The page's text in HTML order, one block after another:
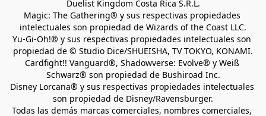
Duelist Kingdom Costa Rica S.R.L.
Magic: The Gathering® y sus respectivas propiedades
intelectuales son propiedad de Wizards of the Coast LLC.
Yu-Gi-Oh!® y sus respectivas propiedades intelectuales son
propiedad de © Studio Dice/SHUEISHA, TV TOKYO, KONAMI.
Cardfight!! Vanguard®, Shadowverse: Evolve® y Weiß
Schwarz® son propiedad de Bushiroad Inc.
Disney Lorcana® y sus respectivas propiedades intelectuales
son propiedad de Disney/Ravensburger.
Todas las demás marcas comerciales, nombres comerciales,